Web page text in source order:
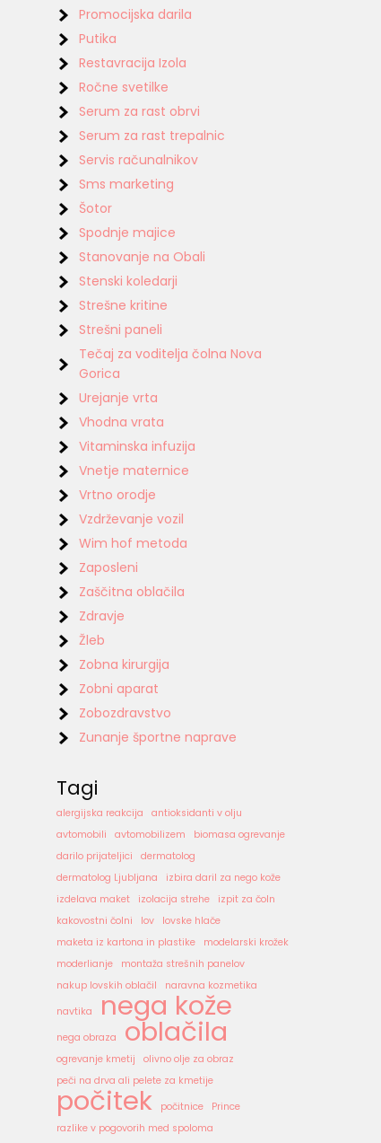
Promocijska darila
Putika
Restavracija Izola
Ročne svetilke
Serum za rast obrvi
Serum za rast trepalnic
Servis računalnikov
Sms marketing
Šotor
Spodnje majice
Stanovanje na Obali
Stenski koledarji
Strešne kritine
Strešni paneli
Tečaj za voditelja čolna Nova
Gorica
Urejanje vrta
Vhodna vrata
Vitaminska infuzija
Vnetje maternice
Vrtno orodje
Vzdrževanje vozil
Wim hof metoda
Zaposleni
Zaščitna oblačila
Zdravje
Žleb
Zobna kirurgija
Zobni aparat
Zobozdravstvo
Zunanje športne naprave
Tagi
alergijska reakcija
antioksidanti v olju
avtomobili
avtomobilizem
biomasa ogrevanje
darilo prijateljici
dermatolog
dermatolog Ljubljana
izbira daril za nego kože
izdelava maket
izolacija strehe
izpit za čoln
kakovostni čolni
lov
lovske hlače
maketa iz kartona in plastike
modelarski krožek
moderlianje
montaža strešnih panelov
nakup lovskih oblačil
naravna kozmetika
navtika
nega kože
nega obraza oblačila
ogrevanje kmetij
olivno olje za obraz
peči na drva ali pelete za kmetije
počitek počitnice
Prince
razlike v pogovorih med spoloma